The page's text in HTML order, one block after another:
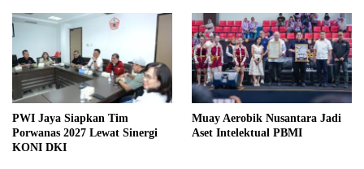
PWI Jaya Siapkan Tim
Porwanas 2027 Lewat Sinergi
KONI DKI
Muay Aerobik Nusantara Jadi
Aset Intelektual PBMI